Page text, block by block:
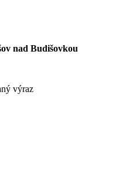
nad Budišovkou
výraz